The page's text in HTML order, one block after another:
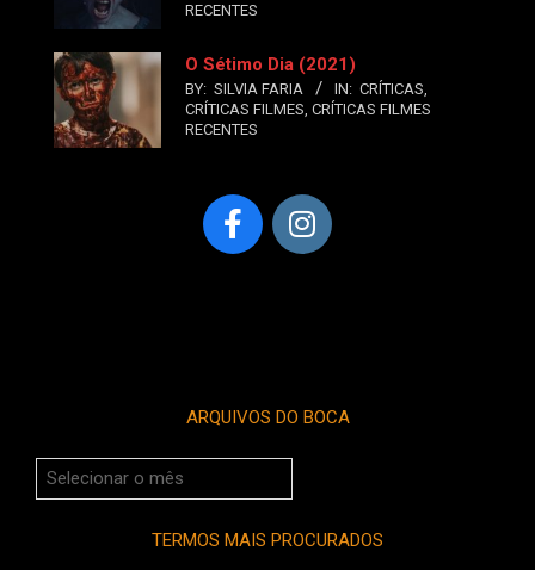
RECENTES
O Sétimo Dia (2021)
BY: SILVIA FARIA IN: CRÍTICAS,
CRÍTICAS FILMES, CRÍTICAS FILMES
RECENTES
ARQUIVOS DO BOCA
Arquivos
do
TERMOS MAIS PROCURADOS